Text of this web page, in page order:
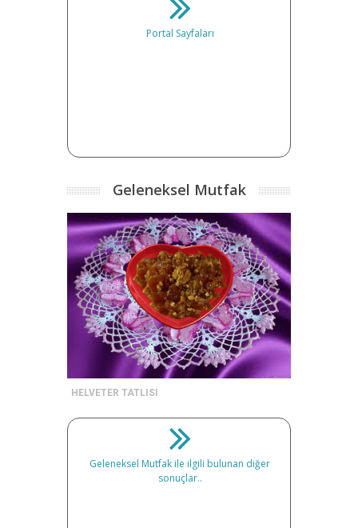
Portal Sayfaları
Geleneksel Mutfak
HELVETER TATLISI
Geleneksel Mutfak ile ilgili bulunan diğer
sonuçlar..